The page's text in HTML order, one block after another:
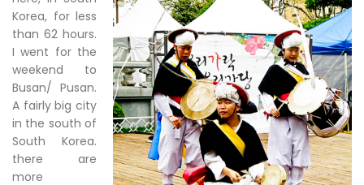
Korea, for less
than 62 hours.
I went for the
weekend to
Busan/ Pusan.
A fairly big city
in the south of
South Korea.
there are
more